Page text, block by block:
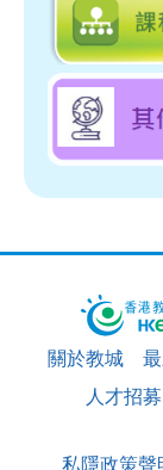
科技教育
個人、社
藝術教育
體育
幼稚園教育
小學科學科
公民與社
STEAM 教
運用資訊
應用學習
資優教育
價值觀教育
全方位學
關於教城
人才招募
私隱政策聲